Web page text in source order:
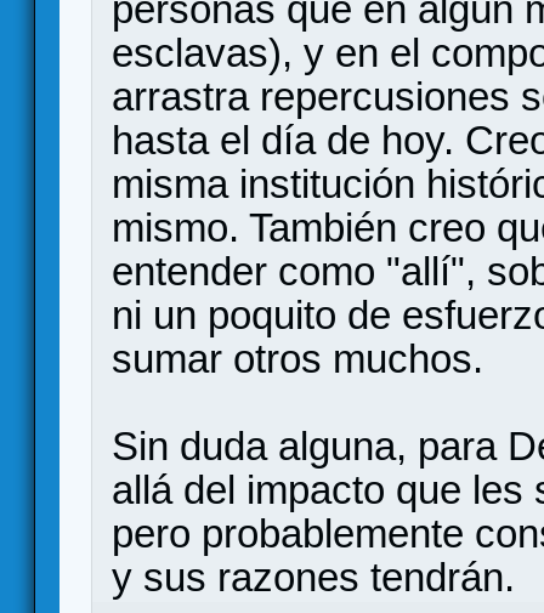
personas que en algún
esclavas), y en el
arrastra repercusiones
hasta el día de hoy.
misma institución
mismo. También creo
entender como "allí",
ni un poquito de
sumar otros muchos.
Sin duda alguna, para
allá del impacto que
pero probablemente
y sus razones tendrán.